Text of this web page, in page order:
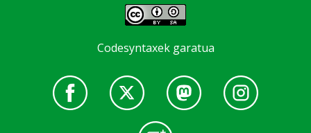
Codesyntaxek garatua